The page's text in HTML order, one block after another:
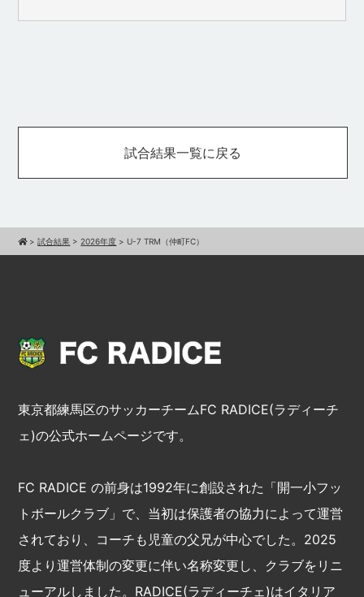
試合結果一覧に戻る
>試合結果 > 2026年度 > U-7 TRM（仲町FC）
東京都練馬区のサッカーチームFC RADICE(ラディーチ
ェ)の公式ホームページです。
FC RADICE の前身は1992年に創設された「開一小フッ
トボールクラブ」で、当初は保護者の協力によって運営
されており、コーチも児童の父兄が中心でした。2025
度より運営体制の変更に伴い名称変更し、クラブをリニ
ューアルしました。RADICE(ラディーチェ)はイタリア